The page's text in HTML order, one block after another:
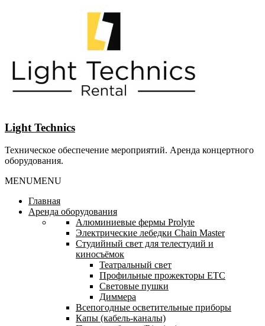
Light Technics
Техническое обеспечение мероприятий. Аренда концертного
оборудования.
MENUMENU
Главная
Аренда оборудования
Алюминиевые фермы Prolyte
Электрические лебедки Chain Master
Студийный свет для телестудий и
киносъёмок
Театральный свет
Профильные прожекторы ETC
Световые пушки
Диммера
Всепогодные осветительные приборы
Капы (кабель-каналы)